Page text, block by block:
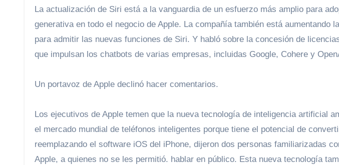
La actualización de Siri está a la vanguardia de un esfuerzo más amplio para
generativa en todo el negocio de Apple. La compañía también está aumentando
para admitir las nuevas funciones de Siri. Y habló sobre la concesión de
que impulsan los chatbots de varias empresas, incluidas Google, Cohere y
Un portavoz de Apple declinó hacer comentarios.
Los ejecutivos de Apple temen que la nueva tecnología de inteligencia artificial
el mercado mundial de teléfonos inteligentes porque tiene el potencial de
reemplazando el software iOS del iPhone, dijeron dos personas familiarizadas
Apple, a quienes no se les permitió. hablar en público. Esta nueva tecnología